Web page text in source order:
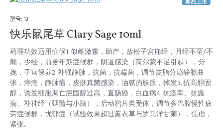
新品上市
型号: 13
快乐鼠尾草 Clary Sage 10ml
药理功效适用症候1. 似雌激素，助产，放松子宫痛经，月经不至/不
顺，少经，前更年期症候群，阴道感染（荷尔蒙不足引起），分
娩，子宫保养2. 补强静脉，抗菌，抗霉菌，调节皮脂分泌静脉曲
张，痔疮，静脉瘤，皮肤真菌感染，油腻的肤质，掉发3. 抗高胆固
醇，诱发细胞凋亡胆固醇过高，直肠癌，白血病4. 抗痉挛、抗癫
痫、补神经（延髓与小脑），启动鸦片类受体，调节多巴胺慢性疲
劳症候群，忧郁症（试验效果超过薰衣草与罗马洋甘菊），焦虑，
紧张..